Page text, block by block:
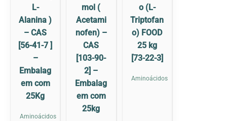
L-
Alanina )
– CAS
[56-41-7 ]
–
Embalag
em com
25Kg
Aminoácidos
mol (
Acetami
nofen) –
CAS
[103-90-
2] –
Embalag
em com
25kg
o (L-
Triptofan
o) FOOD
25 kg
[73-22-3]
Aminoácidos